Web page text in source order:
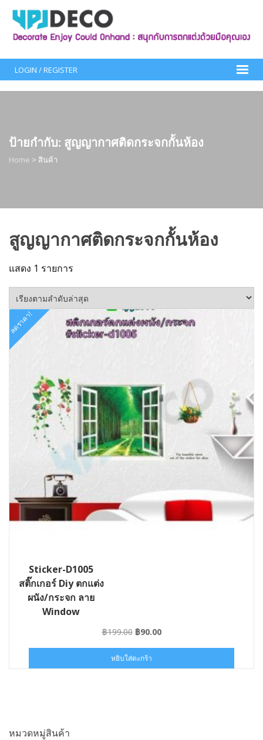
content
LOGIN / REGISTER
ป้ายกำกับ: สูญญากาศติดกระจกกั้นห้อง
Home > สินค้า
สูญญากาศติดกระจกกั้นห้อง
แสดง 1 รายการ
ลดราคา!
Sticker-D1005
สติ๊กเกอร์ Diy ตกแต่ง
ผนัง/กระจก ลาย
Window
฿199.00 Original
was:
฿199.00.
฿90.00Current
฿90.00.
หยิบใส่ตะกร้า
หมวดหมู่สินค้า